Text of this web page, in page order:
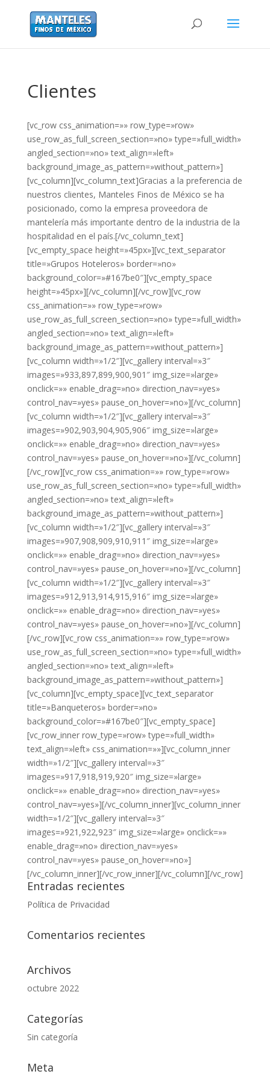
Clientes
[vc_row css_animation=»» row_type=»row»
use_row_as_full_screen_section=»no» type=»full_width»
angled_section=»no» text_align=»left»
background_image_as_pattern=»without_pattern»]
[vc_column][vc_column_text]Gracias a la preferencia de
nuestros clientes, Manteles Finos de México se ha
posicionado, como la empresa proveedora de
mantelería más importante dentro de la industria de la
hospitalidad en el país.[/vc_column_text]
[vc_empty_space height=»45px»][vc_text_separator
title=»Grupos Hoteleros» border=»no»
background_color=»#167be0″][vc_empty_space
height=»45px»][/vc_column][/vc_row][vc_row
css_animation=»» row_type=»row»
use_row_as_full_screen_section=»no» type=»full_width»
angled_section=»no» text_align=»left»
background_image_as_pattern=»without_pattern»]
[vc_column width=»1/2″][vc_gallery interval=»3″
images=»933,897,899,900,901″ img_size=»large»
onclick=»» enable_drag=»no» direction_nav=»yes»
control_nav=»yes» pause_on_hover=»no»][/vc_column]
[vc_column width=»1/2″][vc_gallery interval=»3″
images=»902,903,904,905,906″ img_size=»large»
onclick=»» enable_drag=»no» direction_nav=»yes»
control_nav=»yes» pause_on_hover=»no»][/vc_column]
[/vc_row][vc_row css_animation=»» row_type=»row»
use_row_as_full_screen_section=»no» type=»full_width»
angled_section=»no» text_align=»left»
background_image_as_pattern=»without_pattern»]
[vc_column width=»1/2″][vc_gallery interval=»3″
images=»907,908,909,910,911″ img_size=»large»
onclick=»» enable_drag=»no» direction_nav=»yes»
control_nav=»yes» pause_on_hover=»no»][/vc_column]
[vc_column width=»1/2″][vc_gallery interval=»3″
images=»912,913,914,915,916″ img_size=»large»
onclick=»» enable_drag=»no» direction_nav=»yes»
control_nav=»yes» pause_on_hover=»no»][/vc_column]
[/vc_row][vc_row css_animation=»» row_type=»row»
use_row_as_full_screen_section=»no» type=»full_width»
angled_section=»no» text_align=»left»
background_image_as_pattern=»without_pattern»]
[vc_column][vc_empty_space][vc_text_separator
title=»Banqueteros» border=»no»
background_color=»#167be0″][vc_empty_space]
[vc_row_inner row_type=»row» type=»full_width»
text_align=»left» css_animation=»»][vc_column_inner
width=»1/2″][vc_gallery interval=»3″
images=»917,918,919,920″ img_size=»large»
onclick=»» enable_drag=»no» direction_nav=»yes»
control_nav=»yes»][/vc_column_inner][vc_column_inner
width=»1/2″][vc_gallery interval=»3″
images=»921,922,923″ img_size=»large» onclick=»»
enable_drag=»no» direction_nav=»yes»
control_nav=»yes» pause_on_hover=»no»]
[/vc_column_inner][/vc_row_inner][/vc_column][/vc_row]
Entradas recientes
Política de Privacidad
Comentarios recientes
Archivos
octubre 2022
Categorías
Sin categoría
Meta